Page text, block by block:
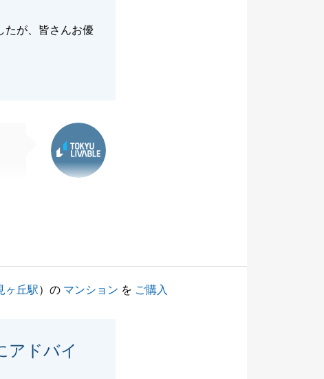
たが、皆さんお優
ヶ丘駅）の マンション を ご購入
アドバイ